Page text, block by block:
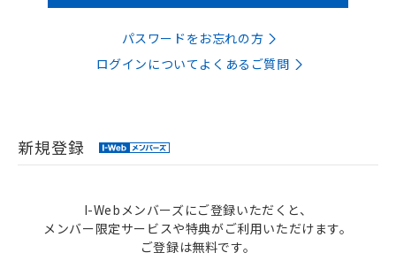
パスワードをお忘れの方
ログインについてよくあるご質問
新規登録
I-Webメンバーズにご登録いただくと、
メンバー限定サービスや特典がご利用いただけます。
ご登録は無料です。